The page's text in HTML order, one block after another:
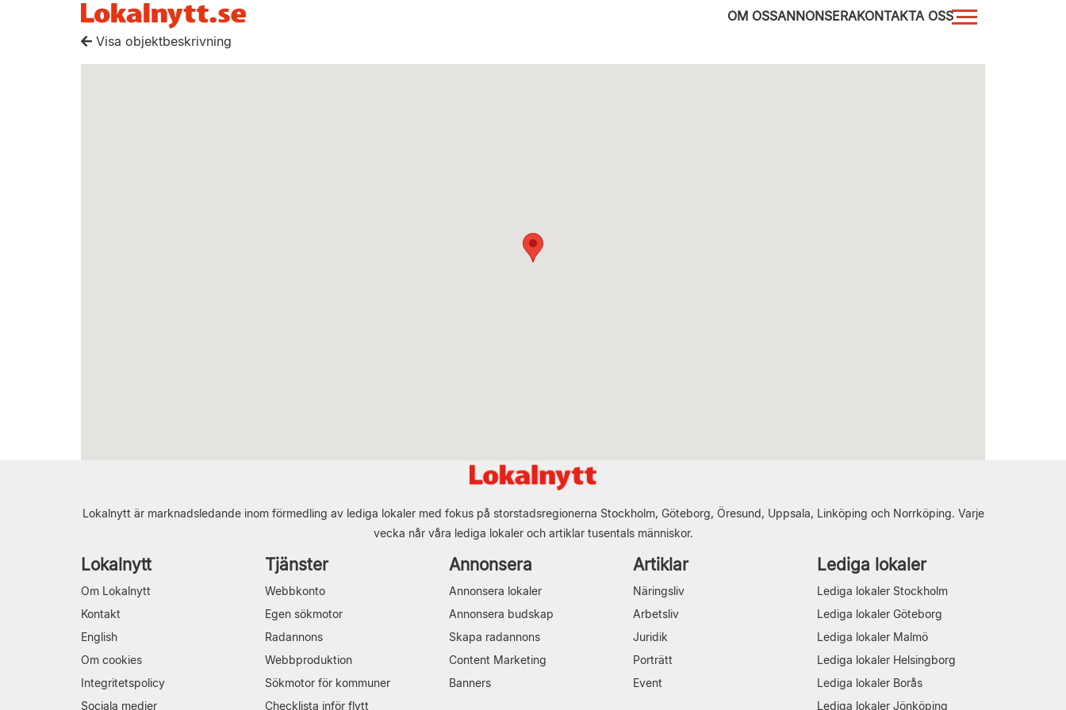
OM OSSANNONSERAKONTAKTA OSS
Visa objektbeskrivning
Lokalnytt är marknadsledande inom förmedling av lediga lokaler med fokus på storstadsregionerna Stockholm, Göteborg, Öresund, Uppsala, Linköping och Norrköping. Varje
vecka når våra lediga lokaler och artiklar tusentals människor.
Lokalnytt
Om Lokalnytt
Kontakt
English
Om cookies
Integritetspolicy
Sociala medier
Tjänster
Webbkonto
Egen sökmotor
Radannons
Webbproduktion
Sökmotor för kommuner
Checklista inför flytt
Annonsera
Annonsera lokaler
Annonsera budskap
Skapa radannons
Content Marketing
Banners
Artiklar
Näringsliv
Arbetsliv
Juridik
Porträtt
Event
Lediga lokaler
Lediga lokaler Stockholm
Lediga lokaler Göteborg
Lediga lokaler Malmö
Lediga lokaler Helsingborg
Lediga lokaler Borås
Lediga lokaler Jönköping